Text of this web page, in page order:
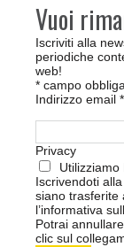
Vuoi
Iscriviti alla
periodiche
web!
* campo
Indirizzo email *
Privacy
Iscrivendoti
siano trasferite
l’informativa
Potrai
clic sul